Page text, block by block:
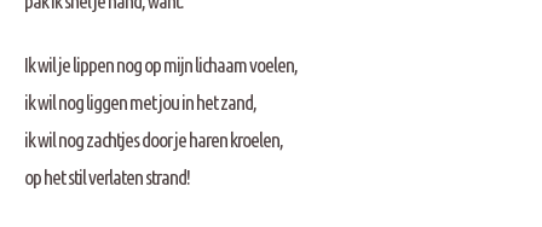
Ik wil je lippen nog op mijn lichaam voelen,
ik wil nog liggen met jou in het zand,
ik wil nog zachtjes door je haren kroelen,
op het stil verlaten strand!